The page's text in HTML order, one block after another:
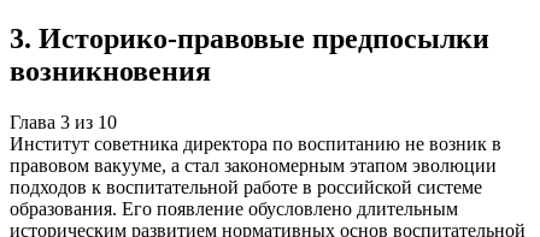
3. Историко-правовые предпосылки
возникновения
Глава 3 из 10
Институт советника директора по воспитанию не возник в
правовом вакууме, а стал закономерным этапом эволюции
подходов к воспитательной работе в российской системе
образования. Его появление обусловлено длительным
историческим развитием нормативных основ воспитательной